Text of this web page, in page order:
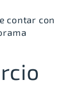
contar con